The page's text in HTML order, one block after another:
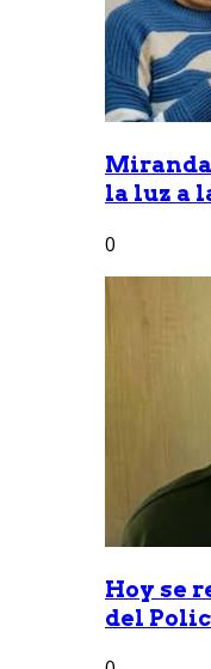
la luz a
0
Hoy se
del